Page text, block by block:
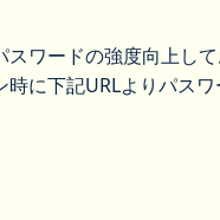
ワードの強度向上して
に下記URLよりパスワ